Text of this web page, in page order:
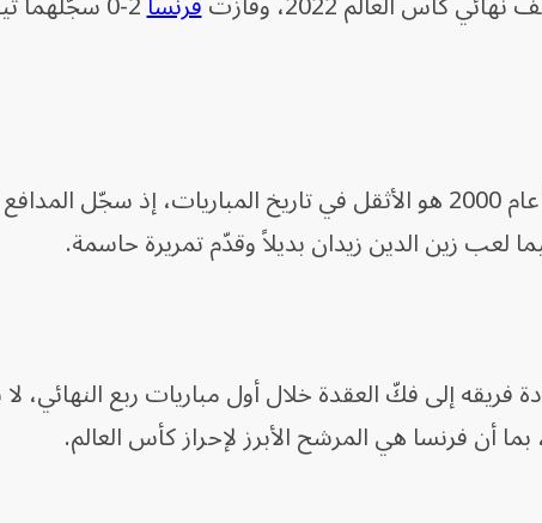
وكان فوز فرنسا بنتيجة 5-1 ودياً عام 2000 هو الأثقل في تاريخ المباريات، إذ سجّل
لعب زين الدين زيدان بديلاً وقدّم تمريرة حاسمة.
إلى فكّ العقدة خلال أول مباريات ربع النهائي،
أن فرنسا هي المرشح الأبرز لإحراز كأس العالم.